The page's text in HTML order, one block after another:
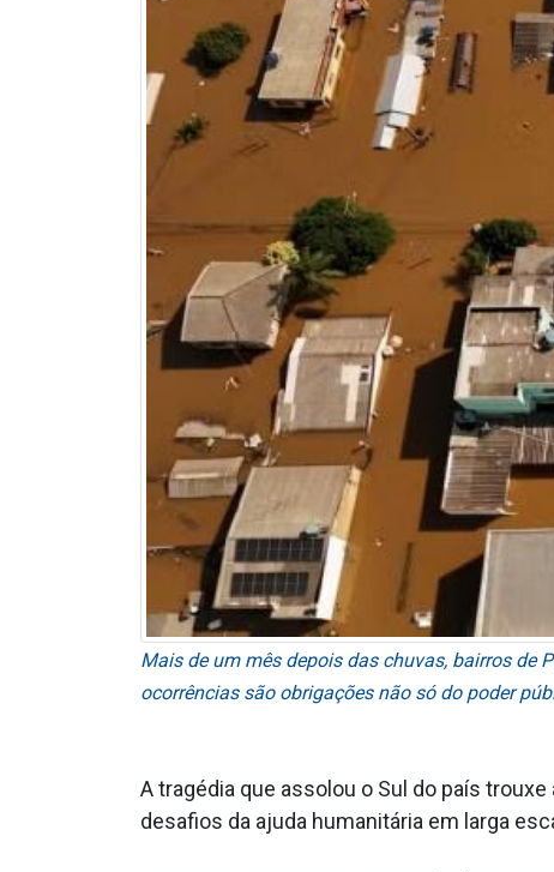
Mais de um mês depois das chuvas, bairros de
ocorrências são obrigações não só do poder
A tragédia que assolou o Sul do país
desafios da ajuda humanitária em larga